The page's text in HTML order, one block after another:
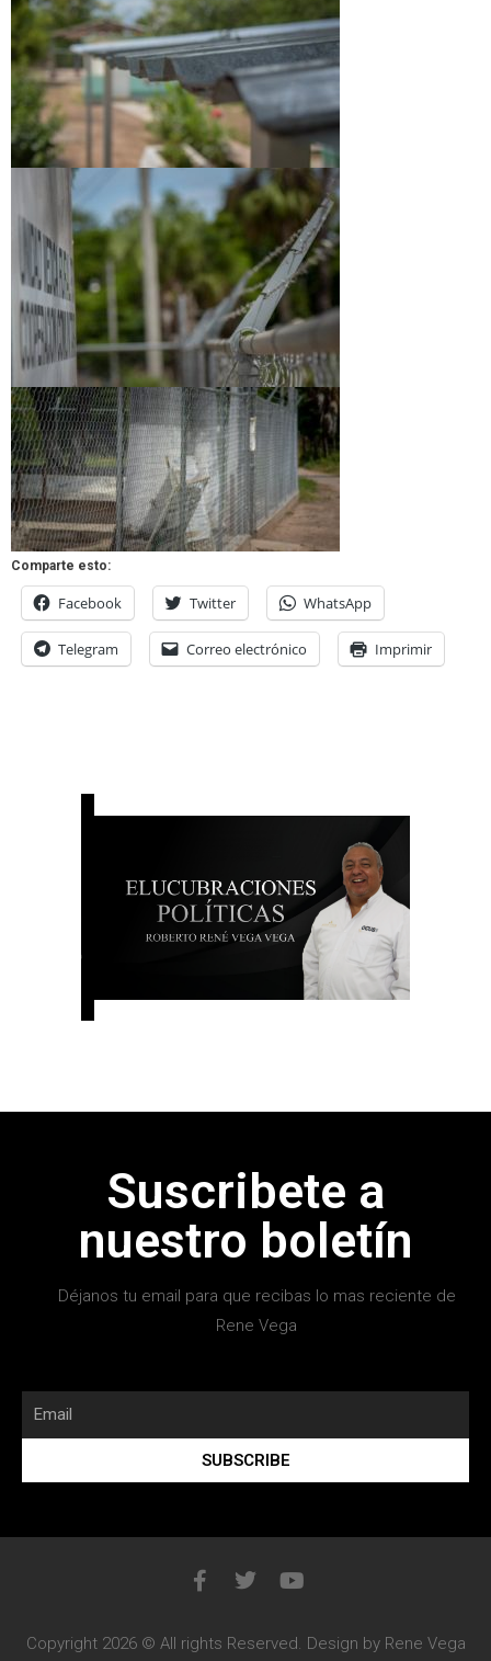
Comparte esto:
Facebook Twitter WhatsApp
Telegram Correo electrónico Imprimir
Suscribete a
nuestro boletín
Déjanos tu email para que recibas lo mas reciente de
Rene Vega
SUBSCRIBE
Copyright 2026 © All rights Reserved. Design by Rene Vega